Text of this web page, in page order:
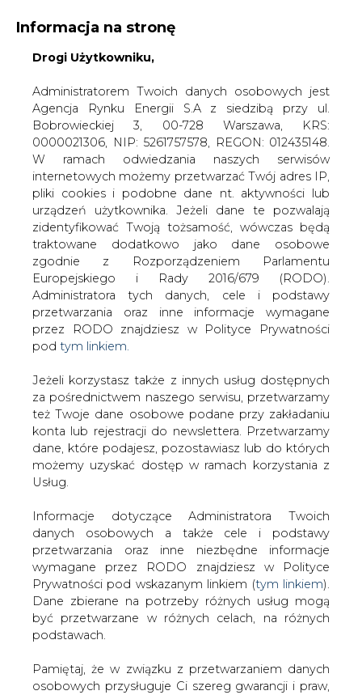
KONTAKT:
WYDAWCA PORTALU:
WYSOKI KONTRAST A A
ZALOGUJ SIĘ
WŁĄCZ CIRE.TV
Informacja na stronę
Drogi Użytkowniku,
Administratorem Twoich danych osobowych jest
Agencja Rynku Energii S.A z siedzibą przy ul.
Bobrowieckiej 3, 00-728 Warszawa, KRS:
0000021306, NIP: 5261757578, REGON: 012435148.
W ramach odwiedzania naszych serwisów
internetowych możemy przetwarzać Twój adres IP,
pliki cookies i podobne dane nt. aktywności lub
urządzeń użytkownika. Jeżeli dane te pozwalają
zidentyfikować Twoją tożsamość, wówczas będą
traktowane dodatkowo jako dane osobowe
zgodnie z Rozporządzeniem Parlamentu
Europejskiego i Rady 2016/679 (RODO).
Administratora tych danych, cele i podstawy
przetwarzania oraz inne informacje wymagane
przez RODO znajdziesz w Polityce Prywatności
pod tym linkiem.
Jeżeli korzystasz także z innych usług dostępnych
za pośrednictwem naszego serwisu, przetwarzamy
też Twoje dane osobowe podane przy zakładaniu
konta lub rejestracji do newslettera. Przetwarzamy
dane, które podajesz, pozostawiasz lub do których
możemy uzyskać dostęp w ramach korzystania z
Usług.
Informacje dotyczące Administratora Twoich
danych osobowych a także cele i podstawy
przetwarzania oraz inne niezbędne informacje
wymagane przez RODO znajdziesz w Polityce
Prywatności pod wskazanym linkiem (tym linkiem).
Dane zbierane na potrzeby różnych usług mogą
być przetwarzane w różnych celach, na różnych
podstawach.
Pamiętaj, że w związku z przetwarzaniem danych
osobowych przysługuje Ci szereg gwarancji i praw,
Strona główna CIEPŁOWNICTWO
Premier
zainaugurował program Stop Smog
2018-10-14 00:00
skomentuj
udostępnij:
Premier zainaugurował program
Stop Smog